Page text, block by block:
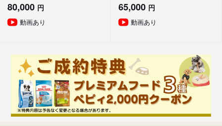
80,000 円
動画あり
65,000 円
動画あり